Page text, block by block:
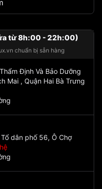
từ 8h:00 - 22h:00)
chuẩn bị sẵn hàng
Định Và Bảo Dưỡng
Mai , Quận Hai Bà Trưng
dân phố 56, Ô Chợ